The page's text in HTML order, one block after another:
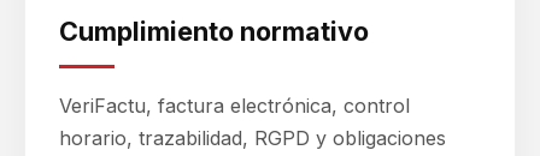
Cumplimiento normativo
VeriFactu, factura electrónica, control
horario, trazabilidad, RGPD y obligaciones